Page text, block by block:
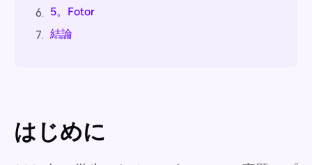
6. 5。Fotor
7. 結論
はじめに